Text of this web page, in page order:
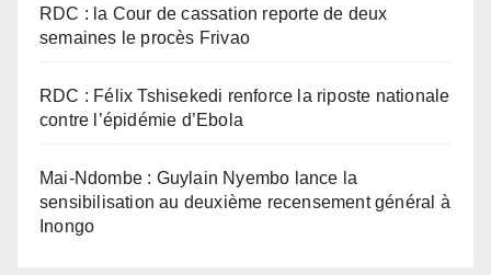
RDC : la Cour de cassation reporte de deux
semaines le procès Frivao
RDC : Félix Tshisekedi renforce la riposte nationale
contre l’épidémie d’Ebola
Mai-Ndombe : Guylain Nyembo lance la
sensibilisation au deuxième recensement général à
Inongo